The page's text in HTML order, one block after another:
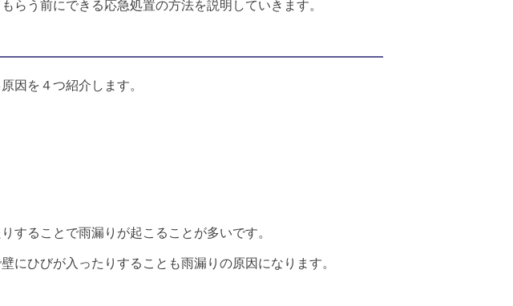
う前にできる応急処置の方法を説明していきます。
因を４つ紹介します。
ることで雨漏りが起こることが多いです。
ひびが入ったりすることも雨漏りの原因になります。